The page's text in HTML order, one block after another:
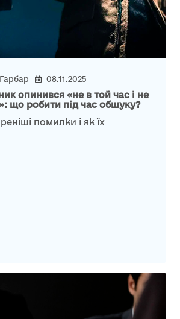
08.11.2025
опинився «не в той час і не
що робити під час обшуку?
помилки і як їх